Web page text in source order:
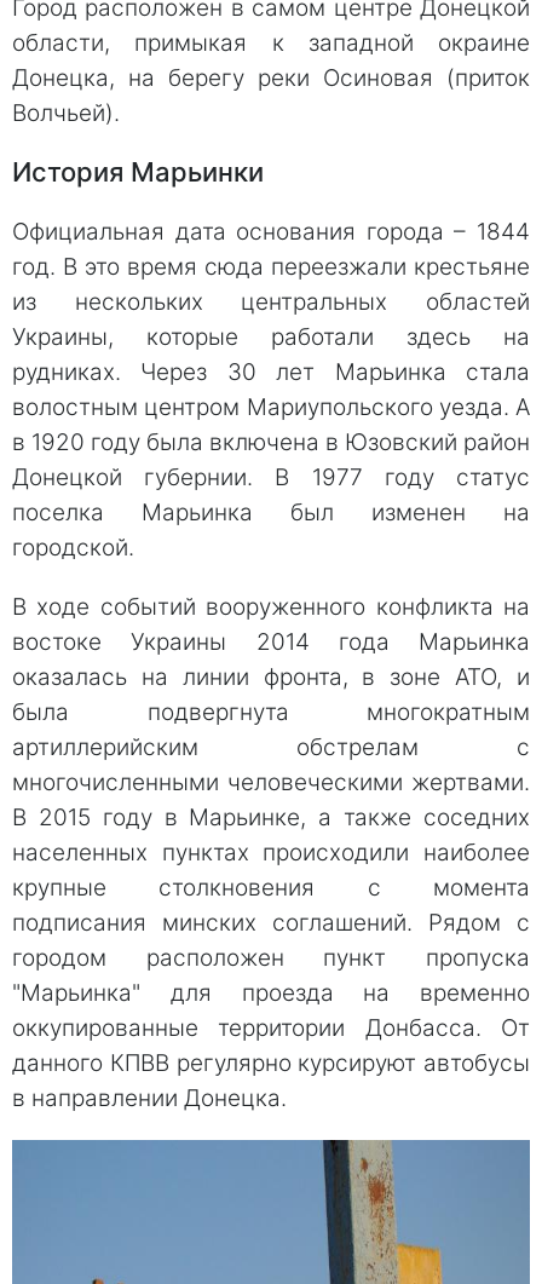
Город расположен в самом центре Донецкой
области, примыкая к западной окраине
Донецка, на берегу реки Осиновая (приток
Волчьей).
История Марьинки
Официальная дата основания города – 1844
год. В это время сюда переезжали крестьяне
из нескольких центральных областей
Украины, которые работали здесь на
рудниках. Через 30 лет Марьинка стала
волостным центром Мариупольского уезда. А
в 1920 году была включена в Юзовский район
Донецкой губернии. В 1977 году статус
поселка Марьинка был изменен на
городской.
В ходе событий вооруженного конфликта на
востоке Украины 2014 года Марьинка
оказалась на линии фронта, в зоне АТО, и
была подвергнута многократным
артиллерийским обстрелам с
многочисленными человеческими жертвами.
В 2015 году в Марьинке, а также соседних
населенных пунктах происходили наиболее
крупные столкновения с момента
подписания минских соглашений. Рядом с
городом расположен пункт пропуска
"Марьинка" для проезда на временно
оккупированные территории Донбасса. От
данного КПВВ регулярно курсируют автобусы
в направлении Донецка.